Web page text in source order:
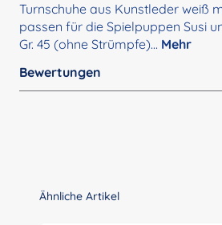
Turnschuhe aus Kunstleder weiß
passen für die Spielpuppen Susi
Gr. 45 (ohne Strümpfe)… Mehr
Bewertungen
Produktgalerie überspringen
Ähnliche Artikel